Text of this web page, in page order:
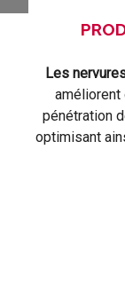
Les
pénétration
optimisant